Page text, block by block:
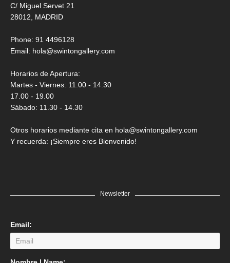
LEER MÁS
C/ Miguel Servet 21
28012, MADRID
Phone: 91 4496128
Email: hola@swintongallery.com
Horarios de Apertura:
Martes - Viernes: 11.00 - 14.30
17.00 - 19.00
Sábado: 11.30 - 14.30
Otros horarios mediante cita en hola@swintongallery.com
Y recuerda: ¡Siempre eres Bienvenido!
Newsletter
Email: